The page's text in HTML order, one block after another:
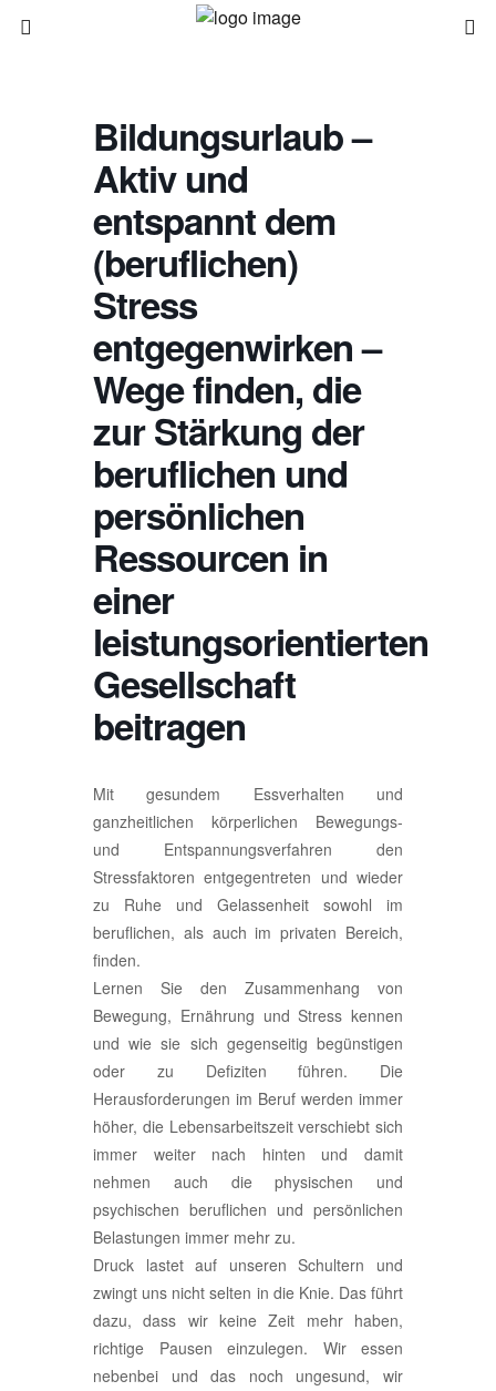
Bildungsurlaub –
Aktiv und
entspannt dem
(beruflichen)
Stress
entgegenwirken –
Wege finden, die
zur Stärkung der
beruflichen und
persönlichen
Ressourcen in
einer
leistungsorientierten
Gesellschaft
beitragen
Mit gesundem Essverhalten und
ganzheitlichen körperlichen Bewegungs-
und Entspannungsverfahren den
Stressfaktoren entgegentreten und wieder
zu Ruhe und Gelassenheit sowohl im
beruflichen, als auch im privaten Bereich,
finden.
Lernen Sie den Zusammenhang von
Bewegung, Ernährung und Stress kennen
und wie sie sich gegenseitig begünstigen
oder zu Defiziten führen. Die
Herausforderungen im Beruf werden immer
höher, die Lebensarbeitszeit verschiebt sich
immer weiter nach hinten und damit
nehmen auch die physischen und
psychischen beruflichen und persönlichen
Belastungen immer mehr zu.
Druck lastet auf unseren Schultern und
zwingt uns nicht selten in die Knie. Das führt
dazu, dass wir keine Zeit mehr haben,
richtige Pausen einzulegen. Wir essen
nebenbei und das noch ungesund, wir